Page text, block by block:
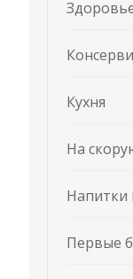
Кухня
На
Напитки
Первые